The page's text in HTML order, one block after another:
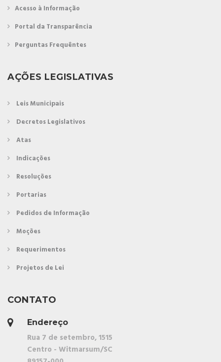
Acesso à Informação
Portal da Transparência
Perguntas Frequêntes
AÇÕES LEGISLATIVAS
Leis Municipais
Decretos Legislativos
Atas
Indicações
Resoluções
Portarias
Pedidos de Informação
Moções
Requerimentos
Projetos de Lei
CONTATO
Endereço
Rua 7 de setembro, 1515
Centro - Witmarsum/SC